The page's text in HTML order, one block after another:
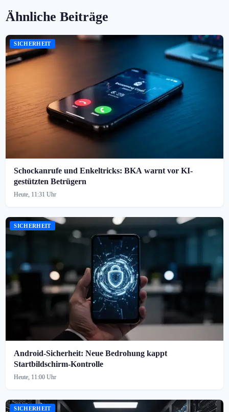
Ähnliche Beiträge
SICHERHEIT
Schockanrufe und Enkeltricks: BKA warnt vor KI-
gestützten Betrügern
Heute, 11:31 Uhr
SICHERHEIT
Android-Sicherheit: Neue Bedrohung kappt
Startbildschirm-Kontrolle
Heute, 11:00 Uhr
SICHERHEIT